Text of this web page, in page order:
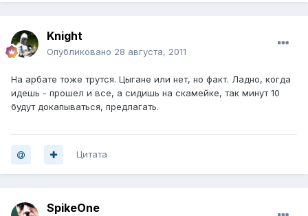
Knight
Опубликовано 28 августа, 2011
На арбате тоже трутся. Цыгане или нет, но факт. Ладно, когда
идешь - прошел и все, а сидишь на скамейке, так минут 10
будут докапываться, предлагать.
Цитата
SpikeOne